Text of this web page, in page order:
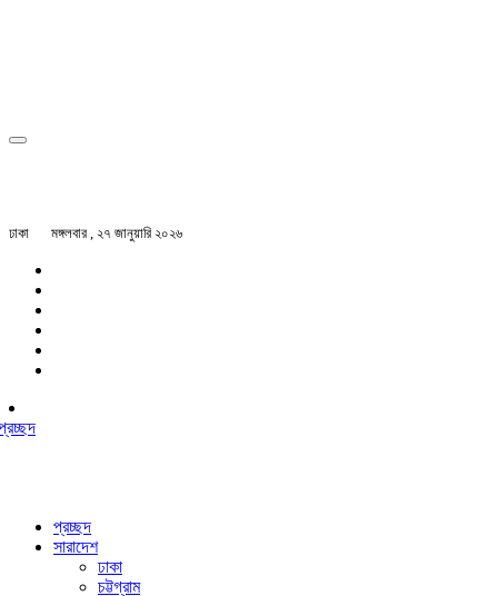
ঢাকা মঙ্গলবার , ২৭ জানুয়ারি ২০২৬
প্রচ্ছদ
সারাদেশ
ঢাকা
চট্টগ্রাম